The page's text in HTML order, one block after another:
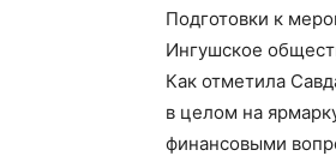
Подготовки к
Ингушское
Как отметила
в целом на
финансовыми